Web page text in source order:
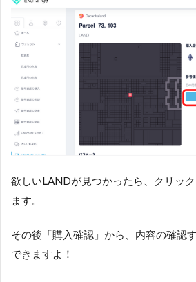
欲しいLANDが見つかったら、クリッ
ます。
その後「購入確認」から、内容の確認
できますよ！